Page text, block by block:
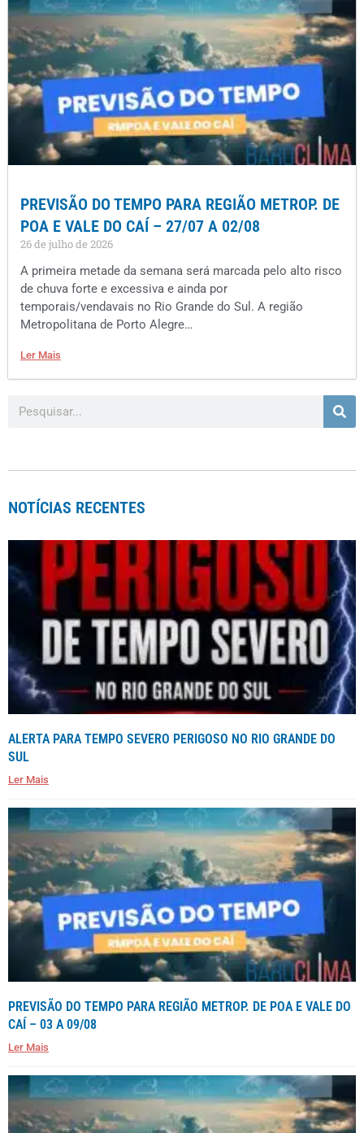
PREVISÃO DO TEMPO PARA REGIÃO METROP. DE
POA E VALE DO CAÍ – 27/07 A 02/08
26 de julho de 2026
A primeira metade da semana será marcada pelo alto risco
de chuva forte e excessiva e ainda por
temporais/vendavais no Rio Grande do Sul. A região
Metropolitana de Porto Alegre…
Ler Mais
NOTÍCIAS RECENTES
ALERTA PARA TEMPO SEVERO PERIGOSO NO RIO GRANDE DO
SUL
Ler Mais
PREVISÃO DO TEMPO PARA REGIÃO METROP. DE POA E VALE DO
CAÍ – 03 A 09/08
Ler Mais